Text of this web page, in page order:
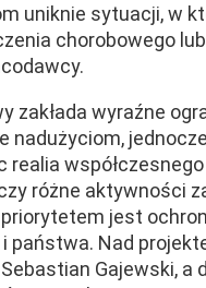
uniknie sytuacji, w
chorobowego
zakłada wyraźne
nadużyciom,
realia
różne aktywności
priorytetem jest
państwa. Nad
Gajewski, a